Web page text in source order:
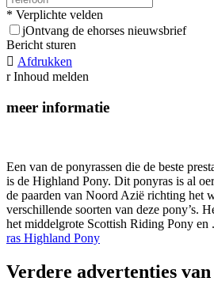
* Verplichte velden
jOntvang de ehorses nieuwsbrief
Bericht sturen
 Afdrukken
r Inhoud melden
meer informatie
Een van de ponyrassen die de beste
is de Highland Pony. Dit ponyras is al
de paarden van Noord Azië richting het
verschillende soorten van deze pony’s.
het middelgrote Scottish Riding Pony en
ras Highland Pony
Verdere advertenties